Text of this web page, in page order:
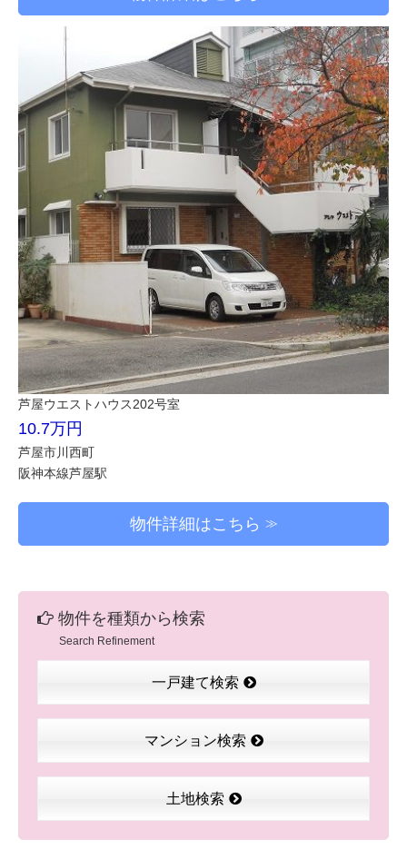
芦屋ウエストハウス202号室
10.7万円
芦屋市川西町
阪神本線芦屋駅
物件詳細はこちら
物件を種類から検索
Search Refinement
一戸建て検索
マンション検索
土地検索